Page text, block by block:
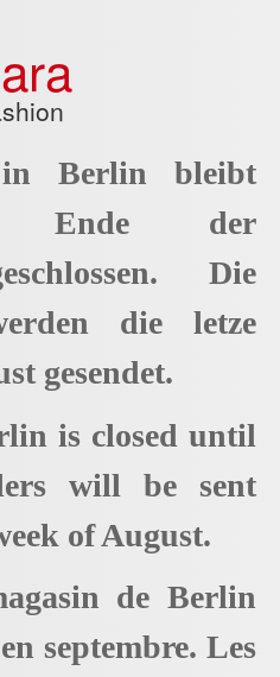
Berlin bleibt
Ende der
Die
die letze
gesendet.
is closed until
will be sent
of August.
de Berlin
septembre. Les